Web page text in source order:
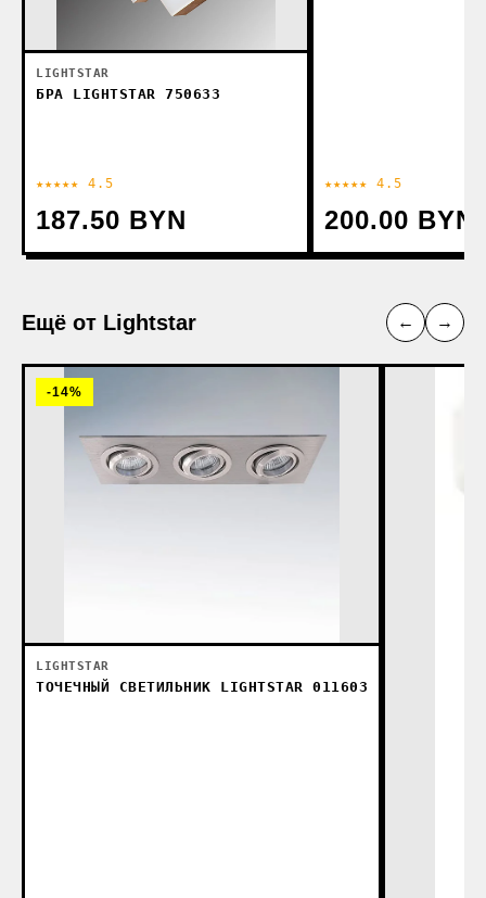
LIGHTSTAR
БРА LIGHTSTAR 750633
★★★★★ 4.5
187.50 BYN
★★★★★ 4.5
200.00 BYN
Ещё от Lightstar ← →
-14%
LIGHTSTAR
ТОЧЕЧНЫЙ СВЕТИЛЬНИК LIGHTSTAR 011603